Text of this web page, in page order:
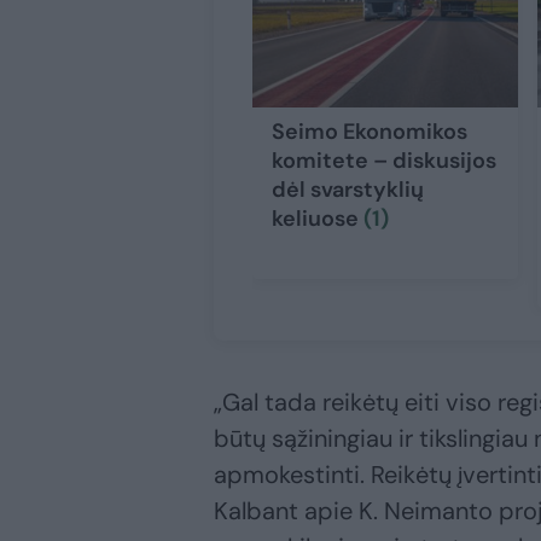
Seimo Ekonomikos
komitete – diskusijos
dėl svarstyklių
keliuose (1)
„Gal tada reikėtų eiti viso
būtų sąžiningiau ir
apmokestinti. Reikėtų
Kalbant apie K. Neimanto